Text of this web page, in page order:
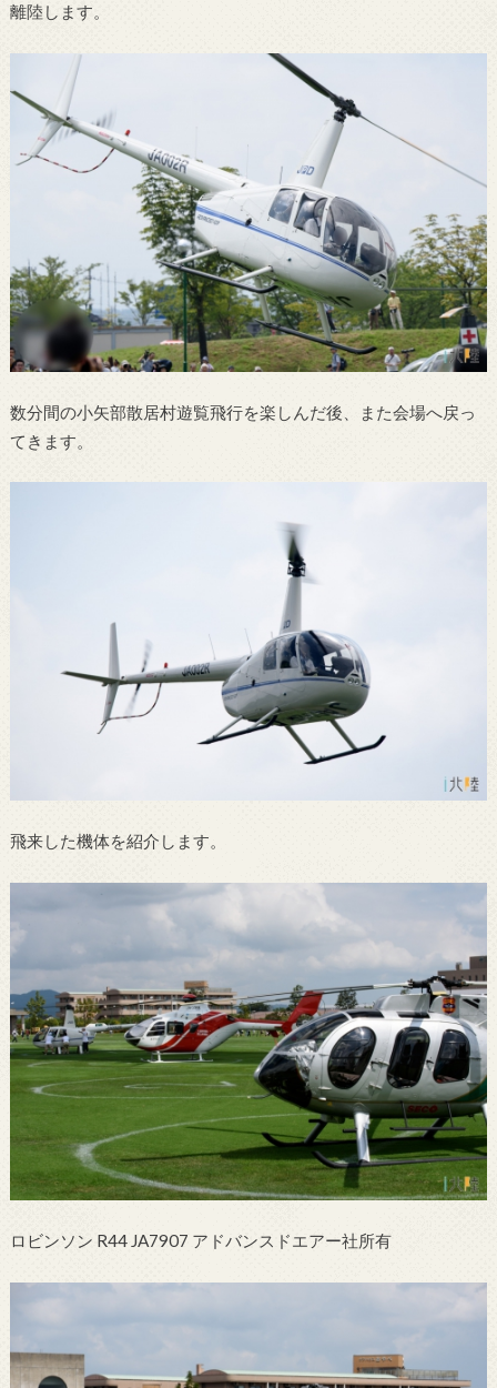
離陸します。
数分間の小矢部散居村遊覧飛行を楽しんだ後、また会場へ戻っ
てきます。
飛来した機体を紹介します。
ロビンソン R44 JA7907 アドバンスドエアー社所有